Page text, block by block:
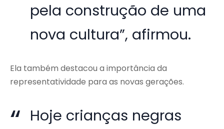
pela construção de uma
nova cultura”, afirmou.
Ela também destacou a importância da
representatividade para as novas gerações.
Hoje crianças negras